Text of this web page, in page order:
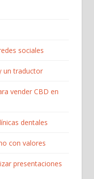
sociales
un traductor
vender CBD en
dentales
con valores
presentaciones